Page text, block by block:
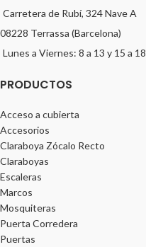
Carretera de Rubí, 324 Nave A
08228 Terrassa (Barcelona)
Lunes a Viernes: 8 a 13 y 15 a 18
PRODUCTOS
Acceso a cubierta
Accesorios
Claraboya Zócalo Recto
Claraboyas
Escaleras
Marcos
Mosquiteras
Puerta Corredera
Puertas